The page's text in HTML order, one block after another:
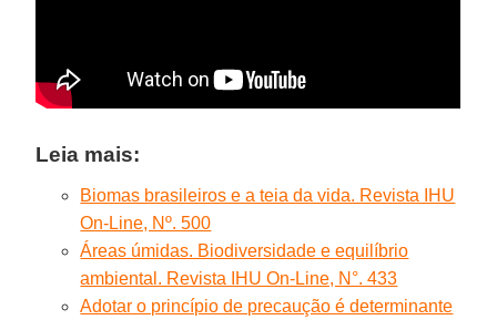
Leia mais:
Biomas brasileiros e a teia da vida. Revista IHU
On-Line, Nº. 500
Áreas úmidas. Biodiversidade e equilíbrio
ambiental. Revista IHU On-Line, N°. 433
Adotar o princípio de precaução é determinante